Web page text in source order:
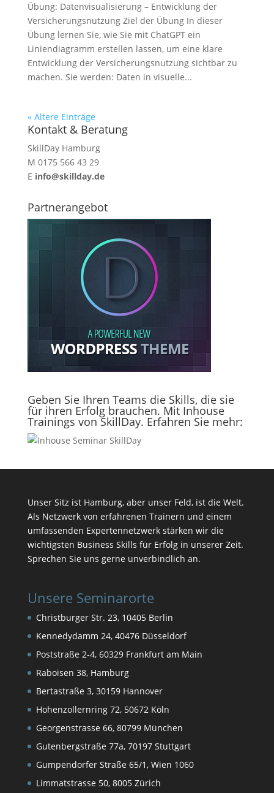
Übung: Datenvisualisierung – Entwicklung der
Versicherungsnutzung Ziel der Übung In dieser
Übung lernen Sie, wie Sie mit ChatGPT ein
Liniendiagramm erstellen lassen, um eine klare
Entwicklung der Versicherungsnutzung sichtbar zu
machen. Sie werden: Daten in visuelle...
« Ältere Einträge
Kontakt & Beratung
SkillDay Hamburg
M 0175 566 43 29
E info@skillday.de
Partnerangebot
Geben Sie Ihren Teams die Skills, die sie
für ihren Erfolg brauchen. Mit Inhouse
Trainings von SkillDay. Erfahren Sie mehr:
Unser Sitz ist Hamburg, aber unser Feld, ist die Welt.
Als Netzwerk von erfahrenen Trainern und einem
umfassenden Expertennetzwerk stärken wir die
wichtigsten Business Skills für Erfolg in unserer Zeit.
Sprechen Sie uns gerne unverbindlich an.
Unsere Seminarorte
Christburger Str. 23, 10405 Berlin
Kennedydamm 24, 40476 Düsseldorf
Poststraße 2-4, 60329 Frankfurt am Main
Raboisen 38, Hamburg
Bertastraße 3, 30159 Hannover
Hohenzollernring 72, 50672 Köln
Georgenstrasse 66, 80799 München
Gutenbergstraße 77a, 70197 Stuttgart
Gumpendorfer Straße 65/1, Wien 1060
Limmatstrasse 50, 8005 Zürich